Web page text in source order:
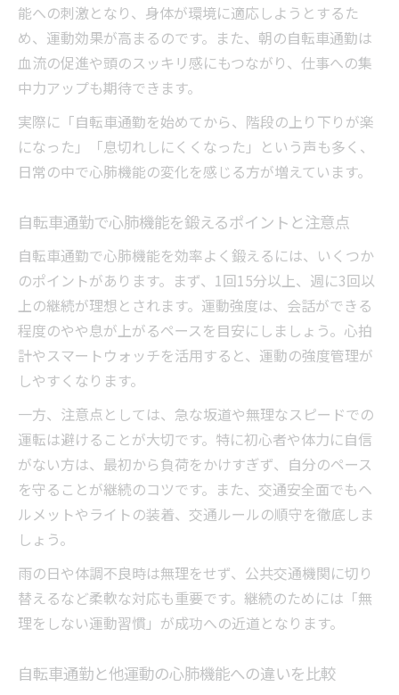
能への刺激となり、身体が環境に適応しようとするた
め、運動効果が高まるのです。また、朝の自転車通勤は
血流の促進や頭のスッキリ感にもつながり、仕事への集
中力アップも期待できます。
実際に「自転車通勤を始めてから、階段の上り下りが楽
になった」「息切れしにくくなった」という声も多く、
日常の中で心肺機能の変化を感じる方が増えています。
自転車通勤で心肺機能を鍛えるポイントと注意点
自転車通勤で心肺機能を効率よく鍛えるには、いくつか
のポイントがあります。まず、1回15分以上、週に3回以
上の継続が理想とされます。運動強度は、会話ができる
程度のやや息が上がるペースを目安にしましょう。心拍
計やスマートウォッチを活用すると、運動の強度管理が
しやすくなります。
一方、注意点としては、急な坂道や無理なスピードでの
運転は避けることが大切です。特に初心者や体力に自信
がない方は、最初から負荷をかけすぎず、自分のペース
を守ることが継続のコツです。また、交通安全面でもヘ
ルメットやライトの装着、交通ルールの順守を徹底しま
しょう。
雨の日や体調不良時は無理をせず、公共交通機関に切り
替えるなど柔軟な対応も重要です。継続のためには「無
理をしない運動習慣」が成功への近道となります。
自転車通勤と他運動の心肺機能への違いを比較